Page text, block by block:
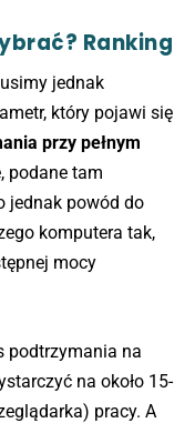
Ranking
jednak
który pojawi się
przy pełnym
podane tam
jednak powód do
komputera tak,
mocy
podtrzymania na
na około 15-
pracy. A